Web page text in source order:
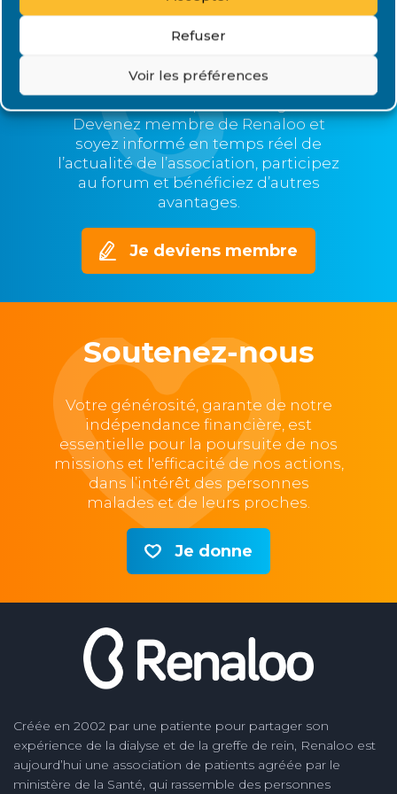
Refuser
Voir les préférences
Plus nous serons nombreux,
nos voix entendues,
Devenez membre de Renaloo et
soyez informé en temps réel de
l’actualité de l’association, participez
au forum et bénéficiez d’autres
avantages.
Je deviens membre
Soutenez-nous
Votre générosité, garante de notre
indépendance financière, est
essentielle pour la poursuite de nos
missions et l'efficacité de nos actions,
dans l’intérêt des personnes
malades et de leurs proches.
Je donne
Créée en 2002 par une patiente pour partager son
expérience de la dialyse et de la greffe de rein, Renaloo est
aujourd’hui une association de patients agréée par le
ministère de la Santé, qui rassemble des personnes